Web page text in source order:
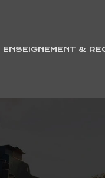
ENSEIGNEMENT &